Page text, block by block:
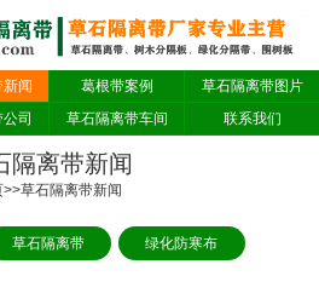
闻 葛根带案例
草石隔离带图片
司 草石隔离带车间 联系我们
隔离带新闻
>>草石隔离带新闻
草石隔离带 绿化防寒布